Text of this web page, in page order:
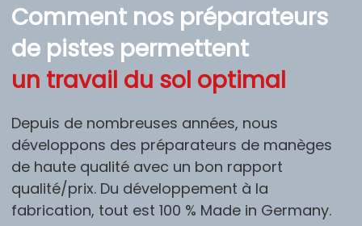
Comment nos préparateurs
de pistes permettent
un travail du sol optimal
Depuis de nombreuses années, nous
développons des préparateurs de manèges
de haute qualité avec un bon rapport
qualité/prix. Du développement à la
fabrication, tout est 100 % Made in Germany.